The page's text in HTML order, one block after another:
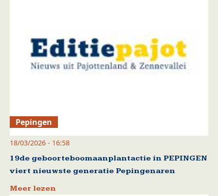
Pepingen
18/03/2026 - 16:58
19de geboorteboomaanplantactie in PEPINGEN
viert nieuwste generatie Pepingenaren
Meer lezen